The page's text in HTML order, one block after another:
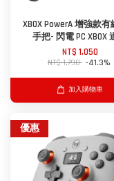
XBOX PowerA 增強款
手把- 閃電 PC XBOX
NT$ 1,050
NT$ 1,790 -41.3%
加入購物車
優惠